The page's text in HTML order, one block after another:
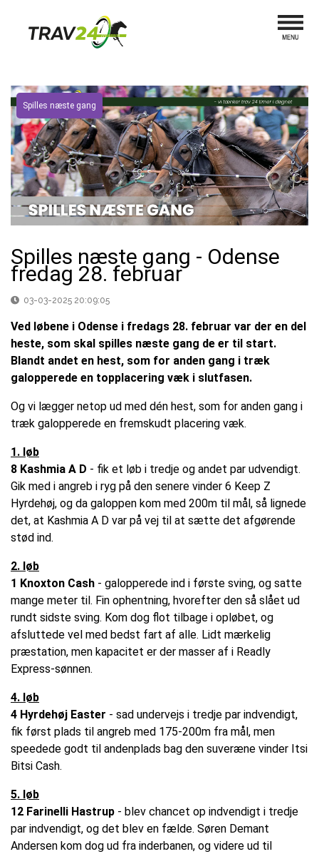
Spilles næste gang
Spilles næste gang - Odense
fredag 28. februar
03-03-2025 20:09:05
Ved løbene i Odense i fredags 28. februar var der en del
heste, som skal spilles næste gang de er til start.
Blandt andet en hest, som for anden gang i træk
galopperede en topplacering væk i slutfasen.
Og vi lægger netop ud med dén hest, som for anden gang i
træk galopperede en fremskudt placering væk.
1. løb
8 Kashmia A D - fik et løb i tredje og andet par udvendigt.
Gik med i angreb i ryg på den senere vinder 6 Keep Z
Hyrdehøj, og da galoppen kom med 200m til mål, så lignede
det, at Kashmia A D var på vej til at sætte det afgørende
stød ind.
2. løb
1 Knoxton Cash - galopperede ind i første sving, og satte
mange meter til. Fin ophentning, hvorefter den så slået ud
rundt sidste sving. Kom dog flot tilbage i opløbet, og
afsluttede vel med bedst fart af alle. Lidt mærkelig
præstation, men kapacitet er der masser af i Readly
Express-sønnen.
4. løb
4 Hyrdehøj Easter - sad undervejs i tredje par indvendigt,
fik først plads til angreb med 175-200m fra mål, men
speedede godt til andenplads bag den suveræne vinder Itsi
Bitsi Cash.
5. løb
12 Farinelli Hastrup - blev chancet op indvendigt i tredje
par indvendigt, og det blev en fælde. Søren Demant
Andersen kom dog ud fra inderbanen, og videre ud til